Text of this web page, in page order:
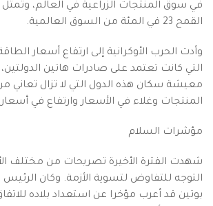
في سوق المنتجات الزراعية في العالم،
القمح 23 في المئة من السوق العالمية.
وأدت الحرب الأوكرانية إلى ارتفاع أسعار
التي كانت تعتمد على صادرات هاتين
معيشة سكان هذه الدول التي لا تزال
المنتجات وغلاء في الأسعار وارتفاع في أسعار
مؤشرات السلام
شهدت الفترة الأخيرة تصريحات من مختلف
التوجه للتفاوض لتسوية الأزمة. وكان الرئيس
بوتين قد أعرب مؤخرا عن استعداد بلاده